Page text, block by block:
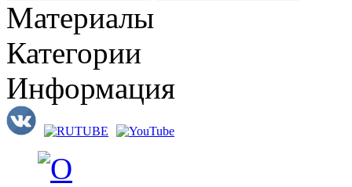
Материалы
Категории
Информация